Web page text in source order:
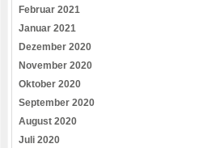
Februar 2021
Januar 2021
Dezember 2020
November 2020
Oktober 2020
September 2020
August 2020
Juli 2020